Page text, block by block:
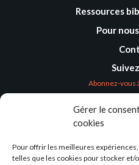
Gérer le
cookies
Pour offrir les meilleures
telles que les cookies pour stocker et/
Ressources
Pour
Abonnez-vous